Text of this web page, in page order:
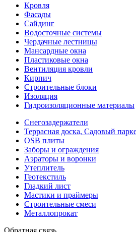
Кровля
Фасады
Сайдинг
Водосточные системы
Чердачные лестницы
Мансардные окна
Пластиковые окна
Вентиляция кровли
Кирпич
Строительные блоки
Изоляция
Гидроизоляционные материалы
Снегозадержатели
Террасная доска, Садовый
OSB плиты
Заборы и ограждения
Аэраторы и воронки
Утеплитель
Геотекстиль
Гладкий лист
Мастики и праймеры
Строительные смеси
Металлопрокат
Обратная связь